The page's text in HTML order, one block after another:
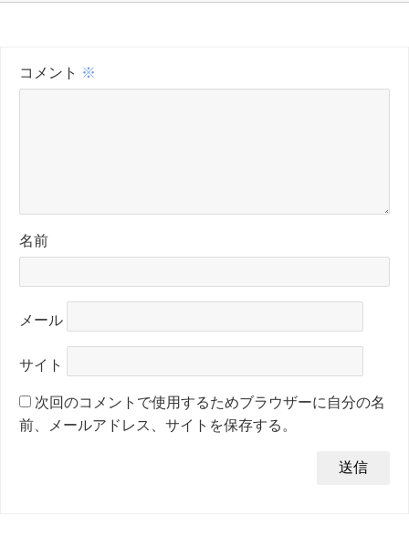
コメント ※
名前
メール
サイト
次回のコメントで使用するためブラウザーに自分の名
前、メールアドレス、サイトを保存する。